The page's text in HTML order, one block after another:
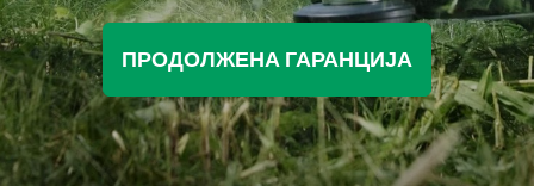
ПРОДОЛЖЕНА ГАРАНЦИЈА